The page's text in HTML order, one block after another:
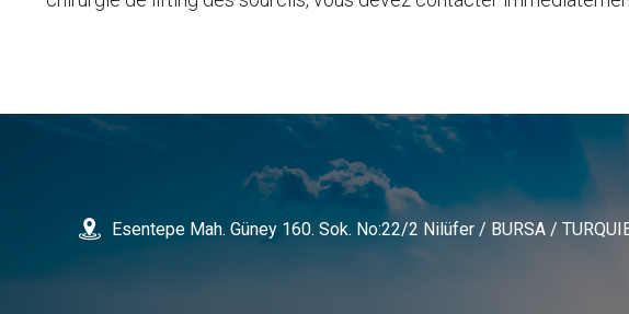
Esentepe Mah. Güney 160. Sok. No:22/2 Nilüfer / BURSA /